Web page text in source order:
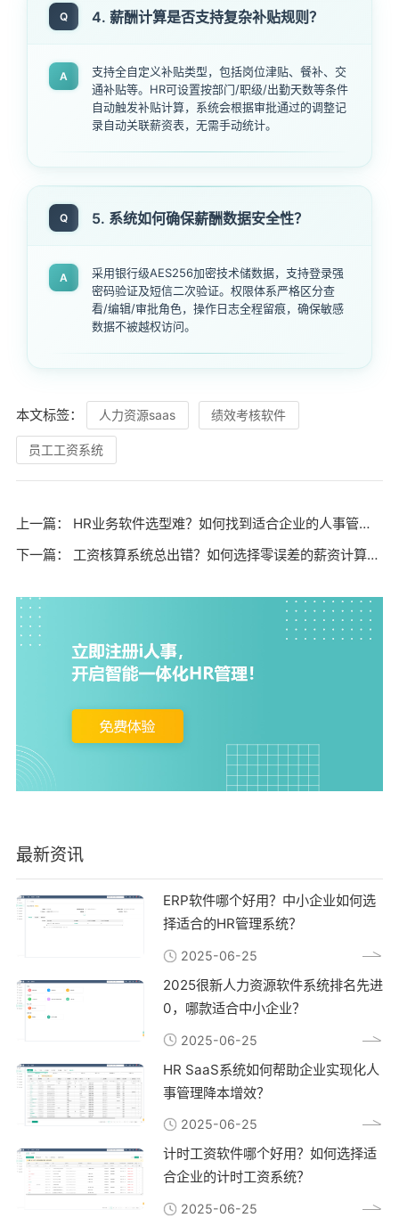
Q 4. 薪酬计算是否支持复杂补贴规则？
A
支持全自定义补贴类型，包括岗位津贴、餐补、交
通补贴等。HR可设置按部门/职级/出勤天数等条件
自动触发补贴计算，系统会根据审批通过的调整记
录自动关联薪资表，无需手动统计。
Q 5. 系统如何确保薪酬数据安全性？
A
采用银行级AES256加密技术储数据，支持登录强
密码验证及短信二次验证。权限体系严格区分查
看/编辑/审批角色，操作日志全程留痕，确保敏感
数据不被越权访问。
本文标签： 人力资源saas 绩效考核软件
员工工资系统
上一篇： HR业务软件选型难？如何找到适合企业的人事管理系统？
下一篇： 工资核算系统总出错？如何选择零误差的薪资计算软件？
最新资讯
ERP软件哪个好用？中小企业如何选
择适合的HR管理系统？
2025-06-25
2025很新人力资源软件系统排名先进
0，哪款适合中小企业？
2025-06-25
HR SaaS系统如何帮助企业实现化人
事管理降本增效？
2025-06-25
计时工资软件哪个好用？如何选择适
合企业的计时工资系统？
2025-06-25